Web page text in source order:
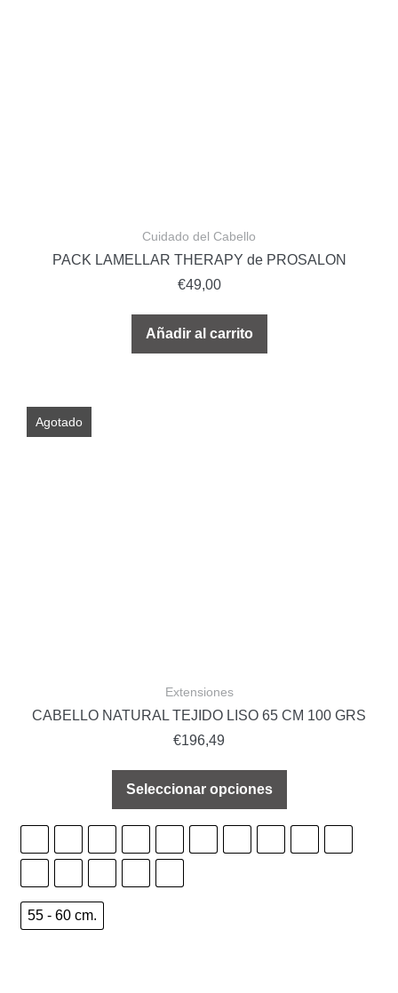
Cuidado del Cabello
PACK LAMELLAR THERAPY de PROSALON
€49,00
Añadir al carrito
Agotado
Extensiones
CABELLO NATURAL TEJIDO LISO 65 CM 100 GRS
€196,49
Seleccionar opciones
55 - 60 cm.